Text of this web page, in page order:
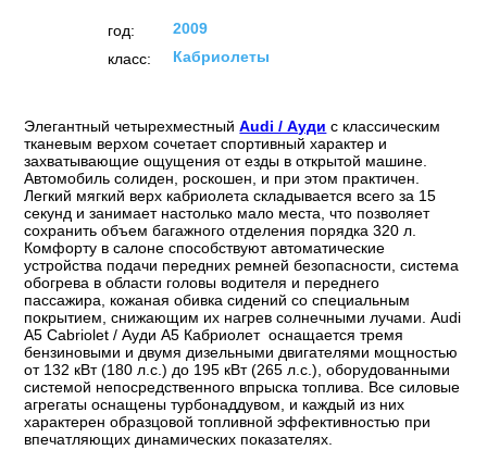
год:
2009
класс:
Кабриолеты
Элегантный четырехместныйAudi / Ауди с классическим
тканевым верхом сочетает спортивный характер и
захватывающие ощущения от езды в открытой машине.
Автомобиль солиден, роскошен, и при этом практичен.
Легкий мягкий верх кабриолета складывается всего за 15
секунд и занимает настолько мало места, что позволяет
сохранить объем багажного отделения порядка 320 л.
Комфорту в салоне способствуют автоматические
устройства подачи передних ремней безопасности, система
обогрева в области головы водителя и переднего
пассажира, кожаная обивка сидений со специальным
покрытием, снижающим их нагрев солнечными лучами. Audi
A5 Cabriolet / Ауди A5 Кабриолет оснащается тремя
бензиновыми и двумя дизельными двигателями мощностью
от 132 кВт (180 л.с.) до 195 кВт (265 л.с.), оборудованными
системой непосредственного впрыска топлива. Все силовые
агрегаты оснащены турбонаддувом, и каждый из них
характерен образцовой топливной эффективностью при
впечатляющих динамических показателях.